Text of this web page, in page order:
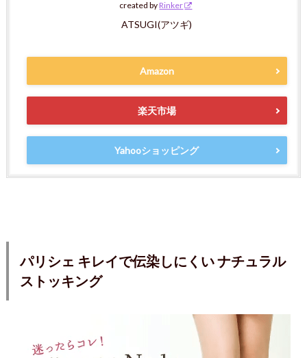
created by Rinker
ATSUGI(アツギ)
Amazon
楽天市場
Yahooショッピング
パリシェ キレイで伝染しにくい ナチュラル
ストッキング